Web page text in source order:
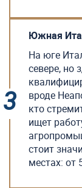
Южная
На юге
севере, но
вроде
кто
ищет
стоит
местах: от